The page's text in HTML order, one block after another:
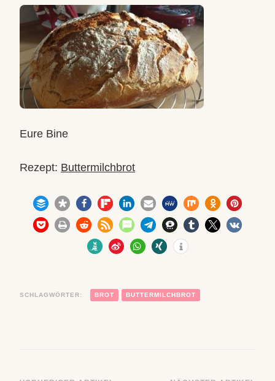
Eure Bine
Rezept: Buttermilchbrot
SCHLAGWÖRTER: BROT BUTTERMILCHBROT